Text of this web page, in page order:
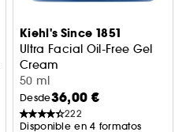
con brillo
Kiehl's Since 1851
Ultra Facial Oil-Free Gel
Cream
Crema Hidratante
50 ml
Desde36,00 €
222
Disponible en 4 formatos